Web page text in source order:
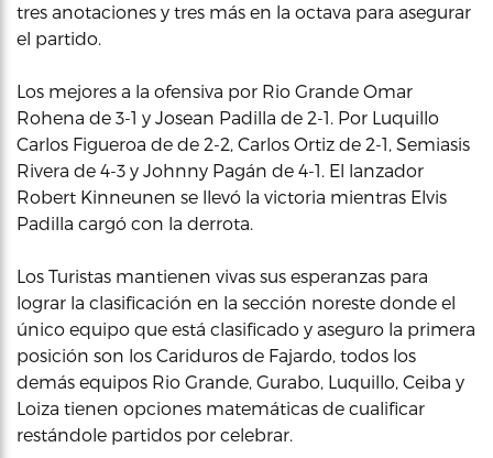
tres anotaciones y tres más en la octava para asegurar
el partido.
Los mejores a la ofensiva por Rio Grande Omar
Rohena de 3-1 y Josean Padilla de 2-1. Por Luquillo
Carlos Figueroa de de 2-2, Carlos Ortiz de 2-1, Semiasis
Rivera de 4-3 y Johnny Pagán de 4-1. El lanzador
Robert Kinneunen se llevó la victoria mientras Elvis
Padilla cargó con la derrota.
Los Turistas mantienen vivas sus esperanzas para
lograr la clasificación en la sección noreste donde el
único equipo que está clasificado y aseguro la primera
posición son los Cariduros de Fajardo, todos los
demás equipos Rio Grande, Gurabo, Luquillo, Ceiba y
Loiza tienen opciones matemáticas de cualificar
restándole partidos por celebrar.